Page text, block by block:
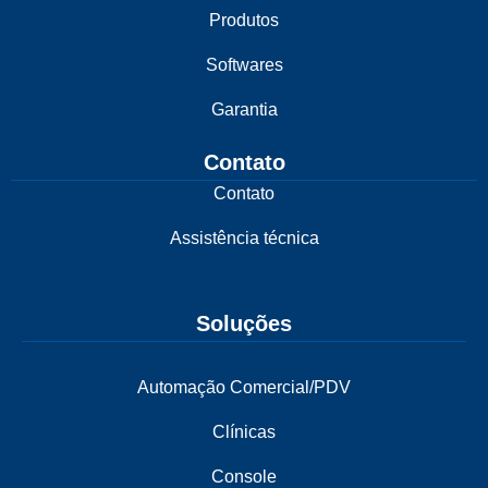
Produtos
Softwares
Garantia
Contato
Contato
Assistência técnica
Soluções
Automação Comercial/PDV
Clínicas
Console